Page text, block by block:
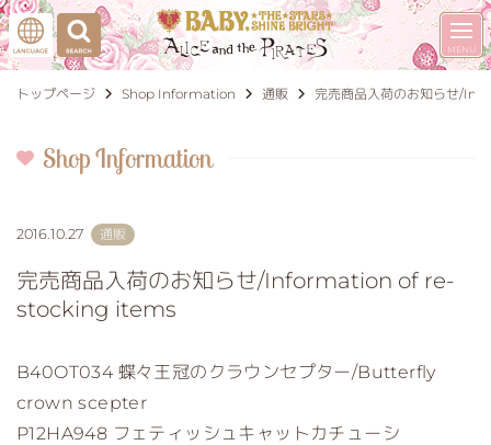
トップページ Shop Information 通販 完売商品入荷のお知らせ/
Shop Information
2016.10.27 通販
完売商品入荷のお知らせ/Information of re-
stocking items
B40OT034 蝶々王冠のクラウンセプター/Butterfly
crown scepter
P12HA948 フェティッシュキャットカチューシ